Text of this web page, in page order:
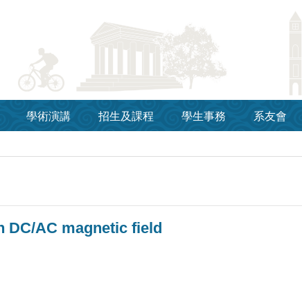
學術演講 招生及課程 學生事務 系友會
DC/AC magnetic field